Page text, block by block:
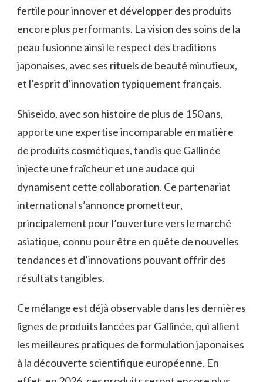
fertile pour innover et développer des produits
encore plus performants. La vision des soins de la
peau fusionne ainsi le respect des traditions
japonaises, avec ses rituels de beauté minutieux,
et l’esprit d’innovation typiquement français.
Shiseido, avec son histoire de plus de 150 ans,
apporte une expertise incomparable en matière
de produits cosmétiques, tandis que Gallinée
injecte une fraîcheur et une audace qui
dynamisent cette collaboration. Ce partenariat
international s’annonce prometteur,
principalement pour l’ouverture vers le marché
asiatique, connu pour être en quête de nouvelles
tendances et d’innovations pouvant offrir des
résultats tangibles.
Ce mélange est déjà observable dans les dernières
lignes de produits lancées par Gallinée, qui allient
les meilleures pratiques de formulation japonaises
à la découverte scientifique européenne. En